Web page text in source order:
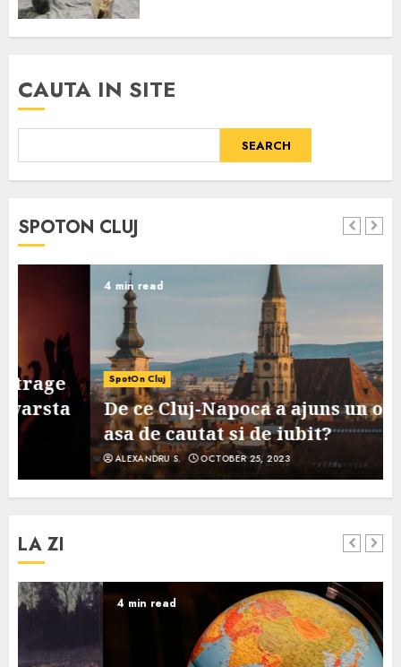
CAUTA IN SITE
SEARCH
SPOTON CLUJ
SpotOn Cluj
De ce Cluj-Napoca a ajuns un oras
asa de cautat si de iubit?
ALEXANDRU S. OCTOBER 25, 2023
LA ZI
4 min read